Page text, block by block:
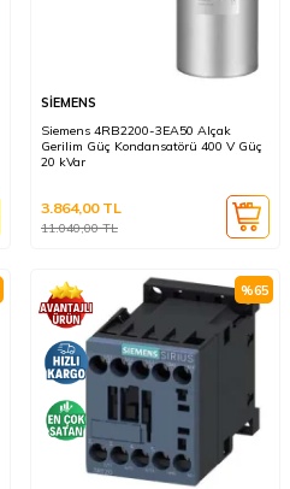
SİEMENS
Siemens 4RB2200-3EA50 Alçak
Gerilim Güç Kondansatörü 400 V Güç
20 kVar
11.040,00TL
3.864,00TL
%65